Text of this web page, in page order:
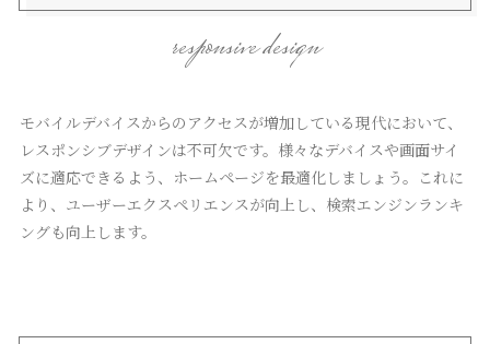
responsive design
モバイルデバイスからのアクセスが増加している現代において、
レスポンシブデザインは不可欠です。様々なデバイスや画面サイ
ズに適応できるよう、ホームページを最適化しましょう。これに
より、ユーザーエクスペリエンスが向上し、検索エンジンランキ
ングも向上します。